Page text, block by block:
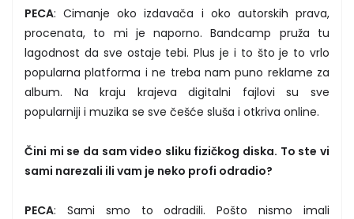
PECA: Cimanje oko izdavača i oko autorskih prava,
procenata, to mi je naporno. Bandcamp pruža tu
lagodnost da sve ostaje tebi. Plus je i to što je to vrlo
popularna platforma i ne treba nam puno reklame za
album. Na kraju krajeva digitalni fajlovi su sve
popularniji i muzika se sve češće sluša i otkriva online.
Čini mi se da sam video sliku fizičkog diska. To ste vi
sami narezali ili vam je neko profi odradio?
PECA: Sami smo to odradili. Pošto nismo imali